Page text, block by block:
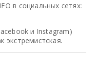
в социальных сетях:
и Instagram)
экстремистская.